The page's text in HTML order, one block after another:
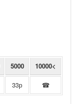
5000 10000<
33р ☎